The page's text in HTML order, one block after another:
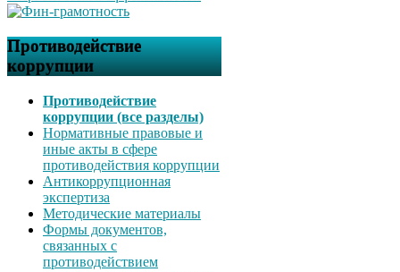
Противодействие
коррупции
Противодействие
коррупции (все разделы)
Нормативные правовые и
иные акты в сфере
противодействия коррупции
Антикоррупционная
экспертиза
Методические материалы
Формы документов,
связанных с
противодействием